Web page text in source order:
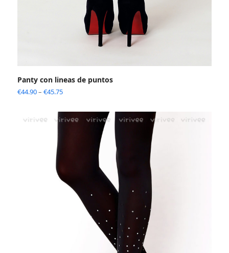
Panty con lineas de puntos
€44.90– €45.75